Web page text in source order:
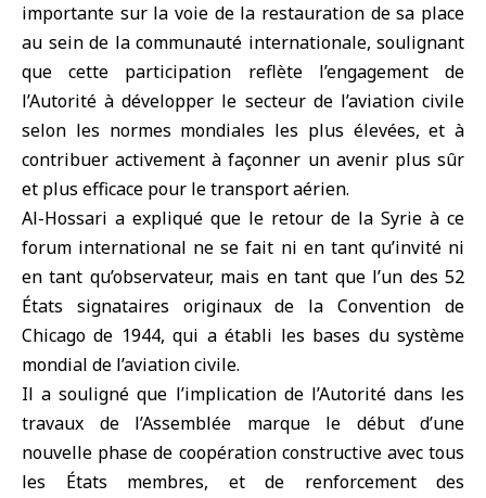
importante sur la voie de la restauration de sa place
au sein de la communauté internationale, soulignant
que cette participation reflète l’engagement de
l’Autorité à développer le secteur de l’aviation civile
selon les normes mondiales les plus élevées, et à
contribuer activement à façonner un avenir plus sûr
et plus efficace pour le transport aérien.
Al-Hossari a expliqué que le retour de la Syrie à ce
forum international ne se fait ni en tant qu’invité ni
en tant qu’observateur, mais en tant que l’un des 52
États signataires originaux de la Convention de
Chicago de 1944, qui a établi les bases du système
mondial de l’aviation civile.
Il a souligné que l’implication de l’Autorité dans les
travaux de l’Assemblée marque le début d’une
nouvelle phase de coopération constructive avec tous
les États membres, et de renforcement des